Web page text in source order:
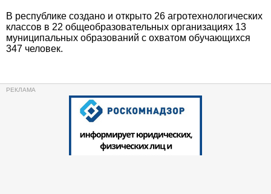
В республике создано и открыто 26 агротехнологических
классов в 22 общеобразовательных организациях 13
муниципальных образований с охватом обучающихся
347 человек.